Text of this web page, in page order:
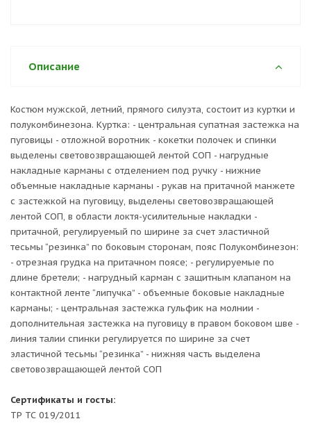
Описание
Костюм мужской, летний, прямого силуэта, состоит из куртки и
полукомбинезона. Куртка: - центральная супатная застежка на
пуговицы - отложной воротник - кокетки полочек и спинки
выделены световозвращающей лентой СОП - нагрудные
накладные карманы с отделением под ручку - нижние
объемные накладные карманы - рукав на притачной манжете
с застежкой на пуговицу, выделены световозвращающей
лентой СОП, в области локтя-усилительные накладки -
притачной, регулируемый по ширине за счет эластичной
тесьмы “резинка” по боковым сторонам, пояс Полукомбинезон:
- отрезная грудка на притачном поясе; - регулируемые по
длине бретели; - нагрудный карман с защитным клапаном на
контактной ленте “липучка” - объемные боковые накладные
карманы; - центральная застежка гульфик на молнии -
дополнительная застежка на пуговицу в правом боковом шве -
линия талии спинки регулируется по ширине за счет
эластичной тесьмы “резинка” - нижняя часть выделена
световозвращающей лентой СОП
Сертификаты и госты:
ТР ТС 019/2011